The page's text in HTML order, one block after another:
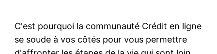
C'est pourquoi la communauté Crédit en ligne
se soude à vos côtés pour vous permettre